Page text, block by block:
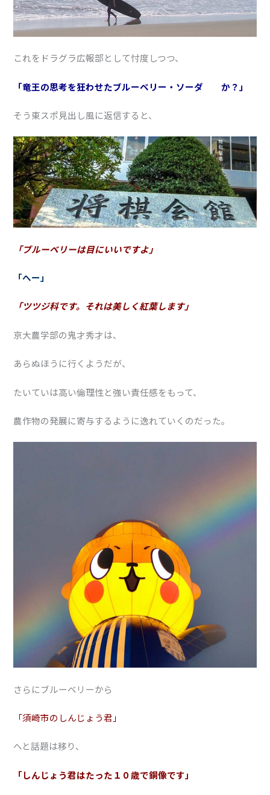
これをドラグラ広報部として忖度しつつ、
「竜王の思考を狂わせたブルーベリー・ソーダ か？」
そう東スポ見出し風に返信すると、
「ブルーベリーは目にいいですよ」
「へー」
「ツツジ科です。それは美しく紅葉します」
京大農学部の鬼才秀才は、
あらぬほうに行くようだが、
たいていは高い倫理性と強い責任感をもって、
農作物の発展に寄与するように逸れていくのだった。
さらにブルーベリーから
「須崎市のしんじょう君」
へと話題は移り、
「しんじょう君はたった１０歳で銅像です」